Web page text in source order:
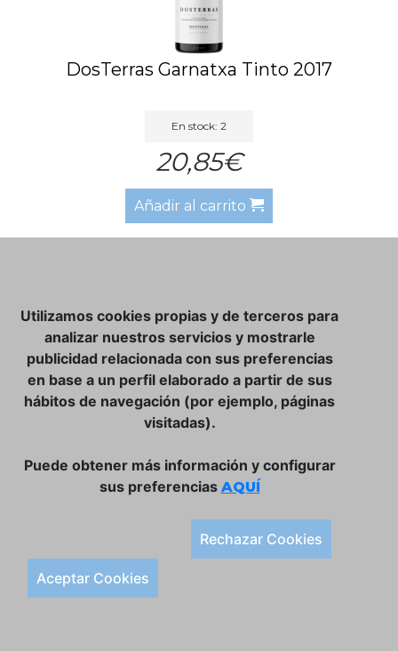
DosTerras Garnatxa Tinto 2017
En stock: 2
20,85€
Añadir al carrito
CLUB VINATER
CONTACTO
TIENDA ONLINE:
Plaça de la Llibertat, 22, 07760 Ciutadella
Tlf. 971 93 78 75
Utilizamos cookies propias y de terceros para
analizar nuestros servicios y mostrarle
publicidad relacionada con sus preferencias
en base a un perfil elaborado a partir de sus
hábitos de navegación (por ejemplo, páginas
visitadas).
Puede obtener más información y configurar
sus preferencias AQUÍ
Rechazar Cookies
Aceptar Cookies